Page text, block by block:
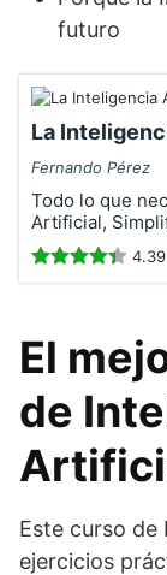
futuro
La
Fernando Pérez
Todo lo que
Artificial,
El
de
Este curso
ejercicios